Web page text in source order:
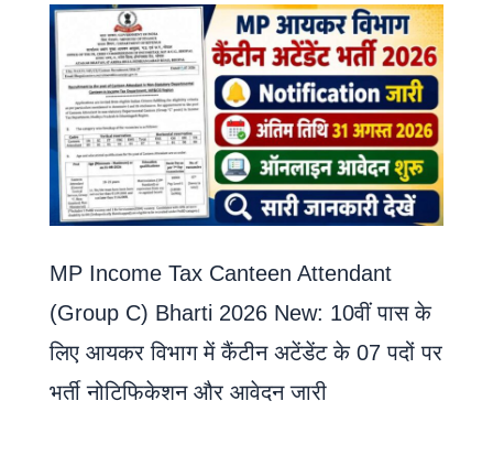
MP Income Tax Canteen Attendant
(Group C) Bharti 2026 New: 10वीं पास के
लिए आयकर विभाग में कैंटीन अटेंडेंट के 07 पदों पर
भर्ती नोटिफिकेशन और आवेदन जारी